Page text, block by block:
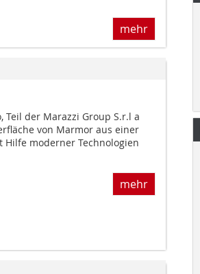
mehr
Teil der Marazzi Group S.r.l a
von Marmor aus einer
Hilfe moderner Technologien
mehr